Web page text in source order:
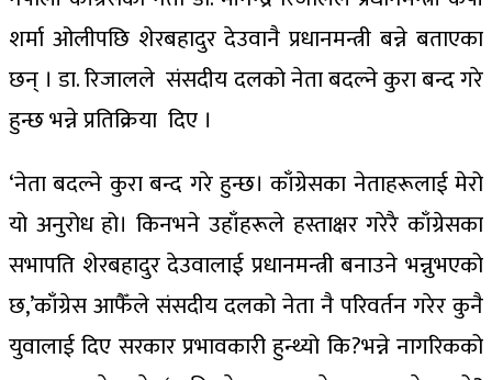
शर्मा ओलीपछि शेरबहादुर देउवानै प्रधानमन्त्री बन्ने बताएका
छन् । डा. रिजालले संसदीय दलको नेता बदल्ने कुरा बन्द गरे
हुन्छ भन्ने प्रतिक्रिया दिए ।
‘नेता बदल्ने कुरा बन्द गरे हुन्छ। काँग्रेसका नेताहरूलाई मेरो
यो अनुरोध हो। किनभने उहाँहरूले हस्ताक्षर गरेरै काँग्रेसका
सभापति शेरबहादुर देउवालाई प्रधानमन्त्री बनाउने भन्नुभएको
छ,’काँग्रेस आफैँले संसदीय दलको नेता नै परिवर्तन गरेर कुनै
युवालाई दिए सरकार प्रभावकारी हुन्थ्यो कि?भन्ने नागरिकको